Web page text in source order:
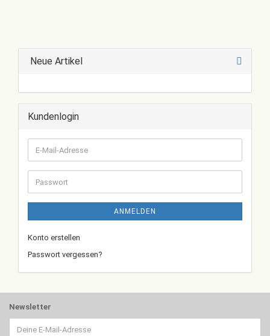
Neue Artikel
Kundenlogin
E-
Mail-
Adresse
Passwort
ANMELDEN
Konto erstellen
Passwort vergessen?
Newsletter